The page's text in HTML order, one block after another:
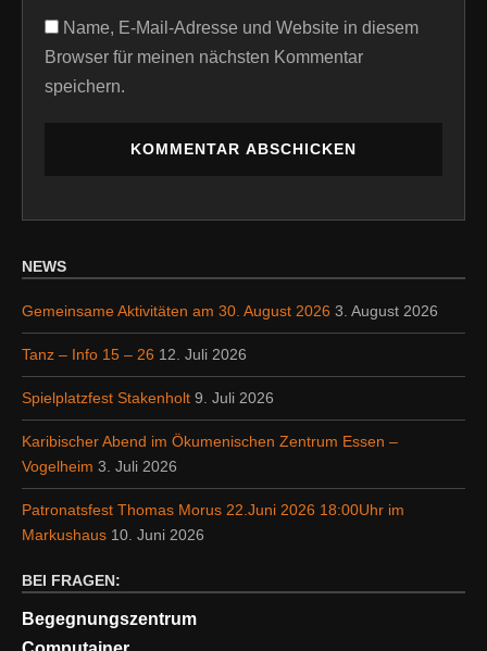
Name, E-Mail-Adresse und Website in diesem
Browser für meinen nächsten Kommentar
speichern.
NEWS
Gemeinsame Aktivitäten am 30. August 2026 3. August 2026
Tanz – Info 15 – 26 12. Juli 2026
Spielplatzfest Stakenholt 9. Juli 2026
Karibischer Abend im Ökumenischen Zentrum Essen –
Vogelheim 3. Juli 2026
Patronatsfest Thomas Morus 22.Juni 2026 18:00Uhr im
Markushaus 10. Juni 2026
BEI FRAGEN:
Begegnungszentrum